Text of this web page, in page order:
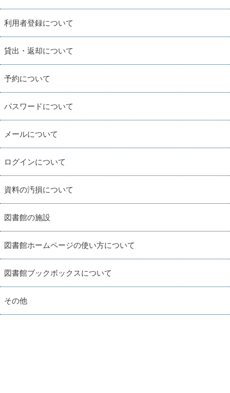
利用者登録について
貸出・返却について
予約について
パスワードについて
メールについて
ログインについて
資料の汚損について
図書館の施設
図書館ホームページの使い方について
図書館ブックボックスについて
その他